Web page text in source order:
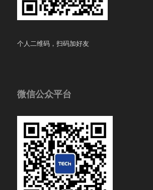
个人二维码，扫码加好友
微信公众平台